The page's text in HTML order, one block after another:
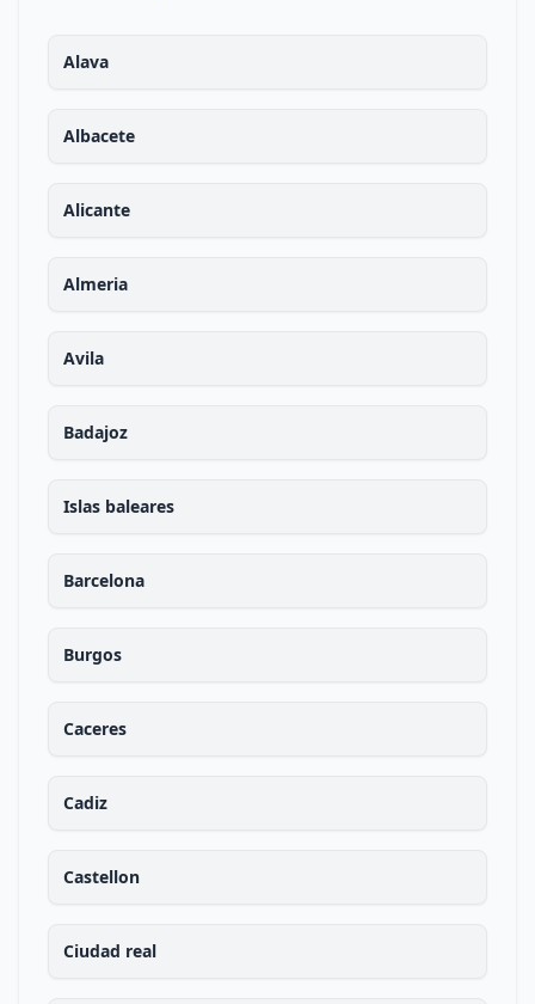
Alava
Albacete
Alicante
Almeria
Avila
Badajoz
Islas baleares
Barcelona
Burgos
Caceres
Cadiz
Castellon
Ciudad real